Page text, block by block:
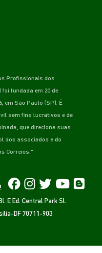
Profissionais dos
foi fundada em 20 de
em São Paulo (SP). É
sem fins lucrativos e de
que direciona suas
dos associados e do
Correios."
E Ed. Central Park Sl.
DF 70711-903